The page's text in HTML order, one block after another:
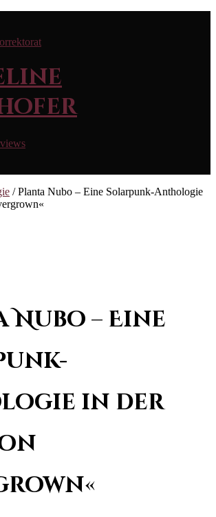
/ Planta Nubo – Eine Solarpunk-Anthologie
in der